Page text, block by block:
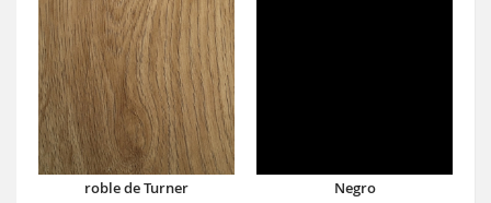
roble de Turner Negro